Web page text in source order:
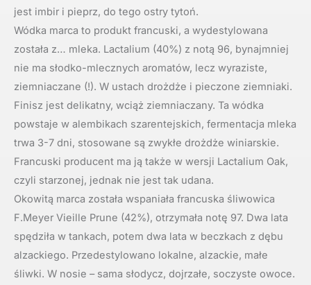
jest imbir i pieprz, do tego ostry tytoń.
Wódka marca to produkt francuski, a wydestylowana
została z… mleka. Lactalium (40%) z notą 96, bynajmniej
nie ma słodko-mlecznych aromatów, lecz wyraziste,
ziemniaczane (!). W ustach drożdże i pieczone ziemniaki.
Finisz jest delikatny, wciąż ziemniaczany. Ta wódka
powstaje w alembikach szarentejskich, fermentacja mleka
trwa 3-7 dni, stosowane są zwykłe drożdże winiarskie.
Francuski producent ma ją także w wersji Lactalium Oak,
czyli starzonej, jednak nie jest tak udana.
Okowitą marca została wspaniała francuska śliwowica
F.Meyer Vieille Prune (42%), otrzymała notę 97. Dwa lata
spędziła w tankach, potem dwa lata w beczkach z dębu
alzackiego. Przedestylowano lokalne, alzackie, małe
śliwki. W nosie – sama słodycz, dojrzałe, soczyste owoce.